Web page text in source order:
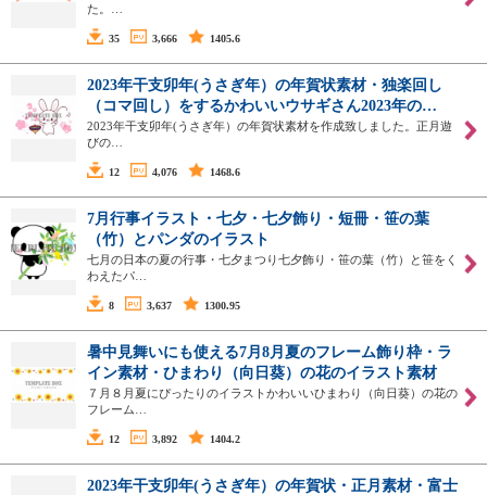
た。…
35 3,666 1405.6
2023年干支卯年(うさぎ年）の年賀状素材・独楽回し
（コマ回し）をするかわいいウサギさん2023年の…
2023年干支卯年(うさぎ年）の年賀状素材を作成致しました。正月遊
びの…
12 4,076 1468.6
7月行事イラスト・七夕・七夕飾り・短冊・笹の葉
（竹）とパンダのイラスト
七月の日本の夏の行事・七夕まつり七夕飾り・笹の葉（竹）と笹をく
わえたパ…
8 3,637 1300.95
暑中見舞いにも使える7月8月夏のフレーム飾り枠・ラ
イン素材・ひまわり（向日葵）の花のイラスト素材
７月８月夏にぴったりのイラストかわいいひまわり（向日葵）の花の
フレーム…
12 3,892 1404.2
2023年干支卯年(うさぎ年）の年賀状・正月素材・富士